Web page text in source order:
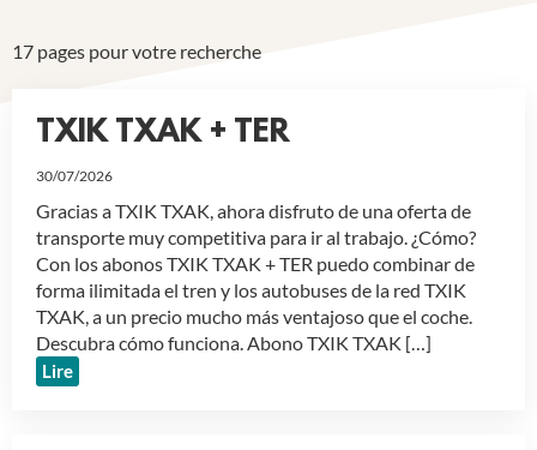
17 pages pour votre recherche
TXIK TXAK + TER
30/07/2026
Gracias a TXIK TXAK, ahora disfruto de una oferta de
transporte muy competitiva para ir al trabajo. ¿Cómo?
Con los abonos TXIK TXAK + TER puedo combinar de
forma ilimitada el tren y los autobuses de la red TXIK
TXAK, a un precio mucho más ventajoso que el coche.
Descubra cómo funciona. Abono TXIK TXAK […]
Lire